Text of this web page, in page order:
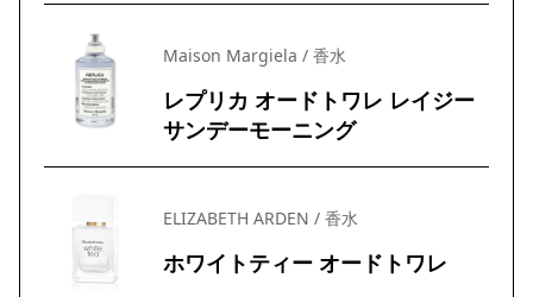
Maison Margiela / 香水
レプリカ オードトワレ レイジー
サンデーモーニング
ELIZABETH ARDEN / 香水
ホワイトティー オードトワレ